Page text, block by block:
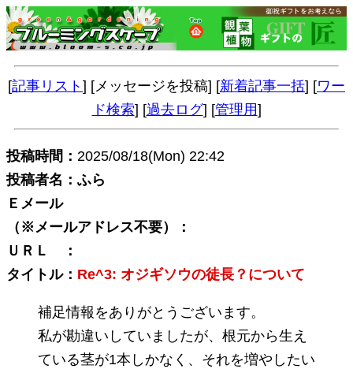
[記事リスト ] [メッセージを投稿] [新着記事一括] [ワー
ド検索] [過去ログ] [管理用]
投稿時間： 2025/08/18(Mon) 22:42
投稿者名：ふら
Ｅメール
（※メールアドレス不要）：
ＵＲＬ ：
タイトル： Re^3: オジギソウの徒長？について
補足情報をありがとうございます。
私が勘違いしていましたが、根元から生え
ている茎が1本しかなく、それを増やしたい